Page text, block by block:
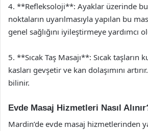
4. **Refleksoloji**: Ayaklar üzerinde
noktaların uyarılmasıyla yapılan bu
genel sağlığını iyileştirmeye yardımcı
5. **Sıcak Taş Masajı**: Sıcak taşların
kasları gevşetir ve kan dolaşımını
bilinir.
Evde Masaj Hizmetleri Nasıl
Mardin’de evde masaj hizmetlerinden